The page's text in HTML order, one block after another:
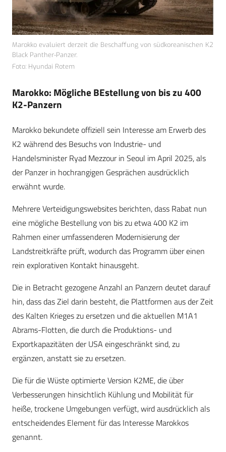
Marokko evaluiert derzeit die Beschaffung von südkoreanischen K2
Black Panther-Panzer.
Foto: Hyundai Rotem
Marokko: Mögliche BEstellung von bis zu 400
K2-Panzern
Marokko bekundete offiziell sein Interesse am Erwerb des
K2 während des Besuchs von Industrie- und
Handelsminister Ryad Mezzour in Seoul im April 2025, als
der Panzer in hochrangigen Gesprächen ausdrücklich
erwähnt wurde.
Mehrere Verteidigungswebsites berichten, dass Rabat nun
eine mögliche Bestellung von bis zu etwa 400 K2 im
Rahmen einer umfassenderen Modernisierung der
Landstreitkräfte prüft, wodurch das Programm über einen
rein explorativen Kontakt hinausgeht.
Die in Betracht gezogene Anzahl an Panzern deutet darauf
hin, dass das Ziel darin besteht, die Plattformen aus der Zeit
des Kalten Krieges zu ersetzen und die aktuellen M1A1
Abrams-Flotten, die durch die Produktions- und
Exportkapazitäten der USA eingeschränkt sind, zu
ergänzen, anstatt sie zu ersetzen.
Die für die Wüste optimierte Version K2ME, die über
Verbesserungen hinsichtlich Kühlung und Mobilität für
heiße, trockene Umgebungen verfügt, wird ausdrücklich als
entscheidendes Element für das Interesse Marokkos
genannt.